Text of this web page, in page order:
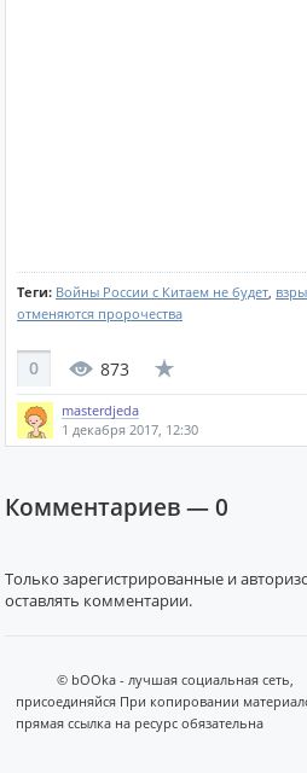
Теги: Войны России с Китаем не будет,
отменяются пророчества
0 873
masterdjeda
1 декабря 2017, 12:30
Комментариев —0
Только зарегистрированные и
оставлять комментарии.
© bOOka - лучшая социальная сеть,
присоединяйся При копировании
прямая ссылка на ресурс обязательна